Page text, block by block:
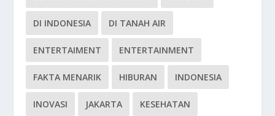
DI INDONESIA DI TANAH AIR
ENTERTAIMENT ENTERTAINMENT
FAKTA MENARIK HIBURAN INDONESIA
INOVASI JAKARTA KESEHATAN